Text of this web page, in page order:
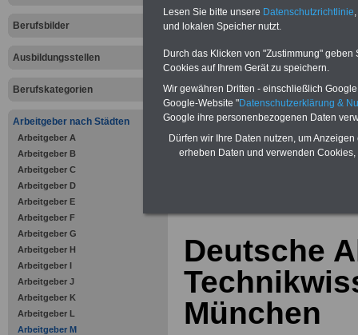
Berufsbilder
Ausbildungsstellen
Berufskategorien
Arbeitgeber nach Städten
Arbeitgeber A
Arbeitgeber B
Arbeitgeber C
Arbeitgeber D
Arbeitgeber E
Arbeitgeber F
Arbeitgeber G
Arbeitgeber H
Arbeitgeber I
Arbeitgeber J
Arbeitgeber K
Arbeitgeber L
Arbeitgeber M
Berufsunfähigkeitsabsicherung-
Krankenzusatzversicherung
Krankenkassen-
Zahnzusatzversicherung
Krankenversicherung
Deutsche
München
Lesen Sie bitte unsere Datenschutzrichtlinie
und lokalen Speicher nutzt.
Durch das Klicken von "Zustimmung"
Cookies auf Ihrem Gerät zu speichern.
Wir gewähren Dritten - einschließlich
Google-Website "Datenschutzerklärung &
Google ihre personenbezogenen Daten
Dürfen wir Ihre Daten nutzen, um
erheben Daten und verwenden